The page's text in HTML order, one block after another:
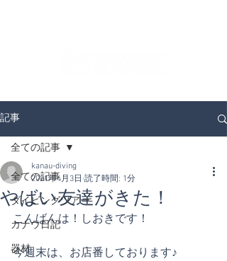
記事
全ての記事
ダイビングツアー
カナウ日記
器材
全ての記事
やばい友達がきた！
kanau-diving
2021年4月3日 読了時間: 1分
こんばんは！しおきです！
今週末は、お店番しております♪